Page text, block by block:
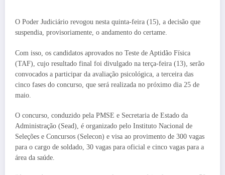
O Poder Judiciário revogou nesta quinta-feira (15), a decisão que
suspendia, provisoriamente, o andamento do certame.
Com isso, os candidatos aprovados no Teste de Aptidão Física
(TAF), cujo resultado final foi divulgado na terça-feira (13), serão
convocados a participar da avaliação psicológica, a terceira das
cinco fases do concurso, que será realizada no próximo dia 25 de
maio.
O concurso, conduzido pela PMSE e Secretaria de Estado da
Administração (Sead), é organizado pelo Instituto Nacional de
Seleções e Concursos (Selecon) e visa ao provimento de 300 vagas
para o cargo de soldado, 30 vagas para oficial e cinco vagas para a
área da saúde.